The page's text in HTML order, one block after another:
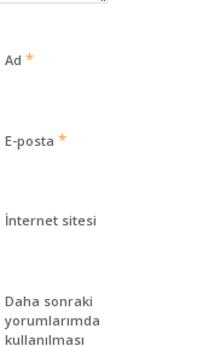
Ad *
E-posta *
İnternet sitesi
Daha sonraki
yorumlarımda
kullanılması